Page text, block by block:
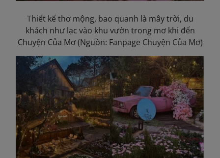
Thiết kế thơ mộng, bao quanh là mây trời, du
khách như lạc vào khu vườn trong mơ khi đến
Chuyện Của Mơ(Nguồn: Fanpage Chuyện Của Mơ)